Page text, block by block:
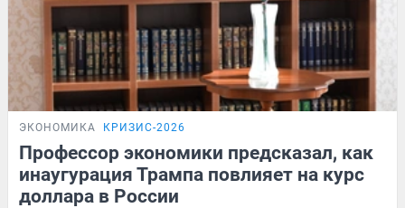
ЭКОНОМИКА КРИЗИС-2026
Профессор экономики предсказал, как
инаугурация Трампа повлияет на курс
доллара в России